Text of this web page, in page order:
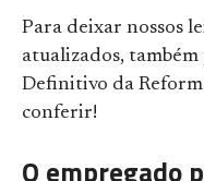
Para deixar nossos
atualizados,
Definitivo da
conferir!
O empregado